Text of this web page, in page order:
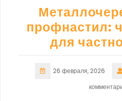
профнастил:
для
26 февраля, 2026